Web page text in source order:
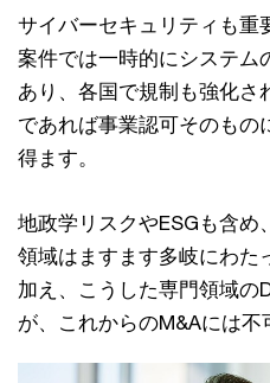
サイバーセキュリティも重
案件では一時的にシステム
あり、各国で規制も強化さ
であれば事業認可そのもの
得ます。
地政学リスクやESGも含め
領域はますます多岐にわた
加え、こうした専門領域の
が、これからのM&Aには不